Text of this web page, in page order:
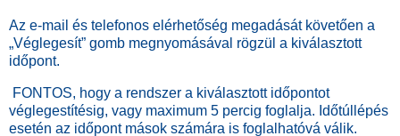
Az e-mail és telefonos elérhetőség megadását követően a
„Véglegesít” gomb megnyomásával rögzül a kiválasztott
időpont.
FONTOS, hogy a rendszer a kiválasztott időpontot
véglegestítésig, vagy maximum 5 percig foglalja. Időtúllépés
esetén az időpont mások számára is foglalhatóvá válik.